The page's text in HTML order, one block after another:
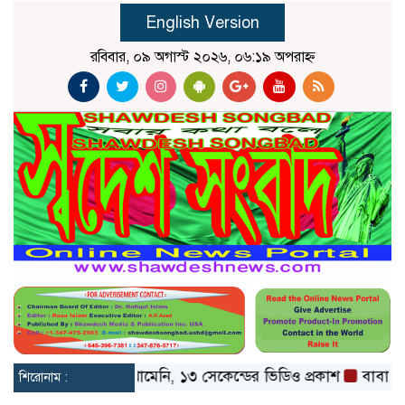
English Version
রবিবার, ০৯ অগাস্ট ২০২৬, ০৬:১৯ অপরাহ্ন
শিরোনাম :মোজতবা খামেনি, ১৩ সেকেন্ডের ভিডিও প্রকাশ বাবাকে শেষ